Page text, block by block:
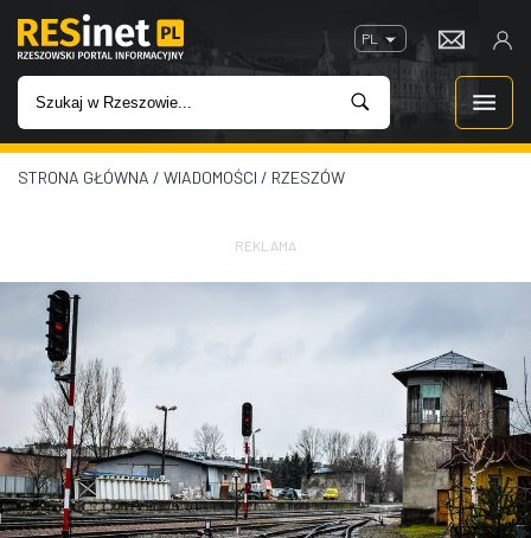
PL
WIADOMOŚCI
IMPREZY
ROZRYWKA
W KINACH
GASTRONOMIA
STRONA GŁÓWNA / WIADOMOŚCI / RZESZÓW
REKLAMA